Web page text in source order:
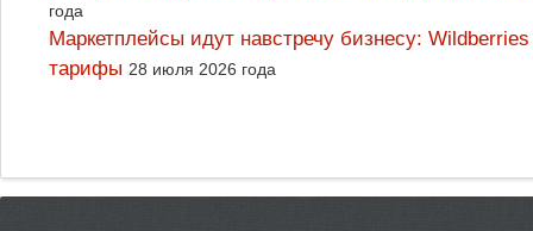
года
Маркетплейсы идут навстречу бизнесу:
тарифы 28 июля 2026 года